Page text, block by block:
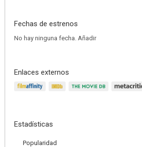
Fechas de estrenos
No hay ninguna fecha. Añadir
Enlaces externos
Estadísticas
Popularidad